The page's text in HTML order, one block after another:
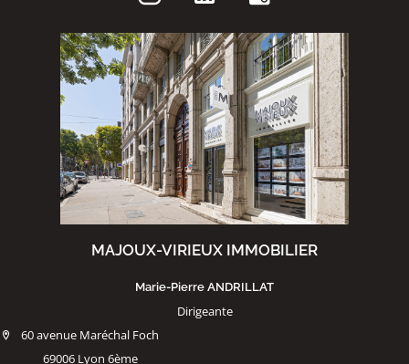
MAJOUX-VIRIEUX IMMOBILIER
Marie-Pierre ANDRILLAT
Dirigeante
60 avenue Maréchal Foch
69006 Lyon 6ème